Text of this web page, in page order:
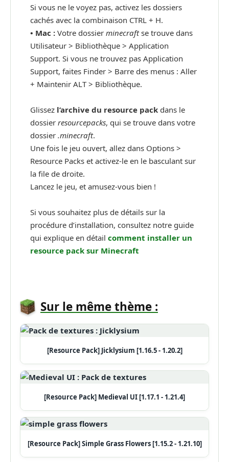
Si vous ne le voyez pas, activez les dossiers
cachés avec la combinaison CTRL + H.
• Mac : Votre dossier minecraftse trouve dans
Utilisateur > Bibliothèque > Application
Support. Si vous ne trouvez pas Application
Support, faites Finder > Barre des menus : Aller
+ Maintenir ALT > Bibliothèque.
Glissez l’archive du resource pack dans le
dossier resourcepacks, qui se trouve dans votre
dossier .minecraft.
Une fois le jeu ouvert, allez dans Options >
Resource Packs et activez-le en le basculant sur
la file de droite.
Lancez le jeu, et amusez-vous bien !
Si vous souhaitez plus de détails sur la
procédure d’installation, consultez notre guide
qui explique en détail comment installer un
resource pack sur Minecraft
Sur le même thème :
[Resource Pack] Jicklysium [1.16.5 - 1.20.2]
[Resource Pack] Medieval UI [1.17.1 - 1.21.4]
[Resource Pack] Simple Grass Flowers [1.15.2 - 1.21.10]